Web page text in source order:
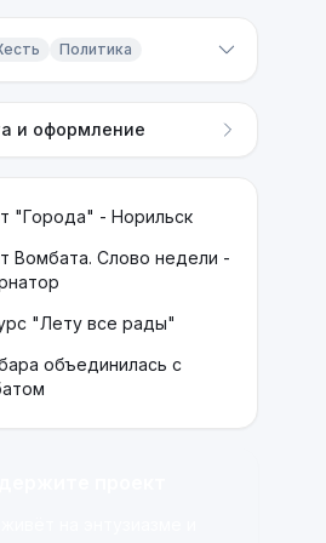
Политика
и оформление
"Города" - Норильск
Вомбата. Слово недели -
"Лету все рады"
объединилась с